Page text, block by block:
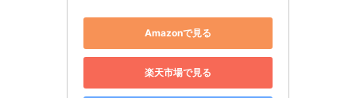
Amazonで見る
楽天市場で見る